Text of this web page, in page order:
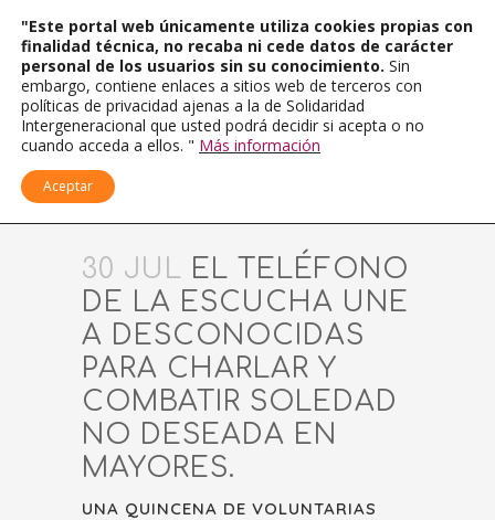
30 JUL EL TELÉFONO
DE LA ESCUCHA UNE
A DESCONOCIDAS
PARA CHARLAR Y
COMBATIR SOLEDAD
NO DESEADA EN
MAYORES.
UNA QUINCENA DE VOLUNTARIAS
"Este portal web únicamente utiliza cookies propias con
finalidad técnica, no recaba ni cede datos de carácter
personal de los usuarios sin su conocimiento. Sin
embargo, contiene enlaces a sitios web de terceros con
políticas de privacidad ajenas a la de Solidaridad
Intergeneracional que usted podrá decidir si acepta o no
cuando acceda a ellos. " Más información
Aceptar